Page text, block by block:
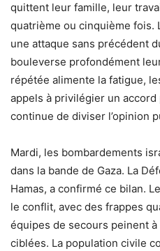
quittent leur famille, leur
quatrième ou cinquième fois.
une attaque sans précédent
bouleverse profondément
répétée alimente la fatigue,
appels à privilégier un
continue de diviser l’opinion
Mardi, les bombardements
dans la bande de Gaza. La
Hamas, a confirmé ce bilan.
le conflit, avec des frappes
équipes de secours peinent
ciblées. La population civile